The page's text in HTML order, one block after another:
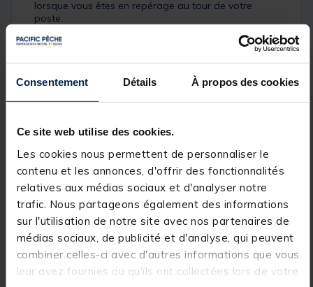
Consentement Détails À propos des cookies
Ce site web utilise des cookies.
Les cookies nous permettent de personnaliser le
contenu et les annonces, d'offrir des fonctionnalités
relatives aux médias sociaux et d'analyser notre
trafic. Nous partageons également des informations
sur l'utilisation de notre site avec nos partenaires de
médias sociaux, de publicité et d'analyse, qui peuvent
combiner celles-ci avec d'autres informations que vous
leur avez fournies ou qu'ils ont collectées lors de votre
lorsque vous êtes en repérage au tour de votre
poste.
Détails
son clair et parfait
Réglage du volume , tonalité et sensibilité
Son touche retourdifférent
Avertisseur de batterie faible
Système anti-vol
Test de portée et de bonne réception
Mode silence pendant 30 secondes
Prise accessoire lumineux
Temporisation de led après une touche de 20
secondes
Veilleuse de nuit